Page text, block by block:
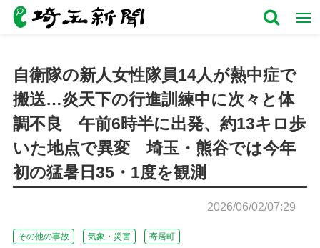
自衛隊の新人女性隊員14人が熱中症で
搬送…炎天下の行進訓練中に次々と体
調不良 午前6時半に出発、約13キロ歩
いた地点で異変 埼玉・熊谷では今年
初の猛暑日35・1度を観測
2026/06/02/07:29
その他の事故 気象・災害 寄居町